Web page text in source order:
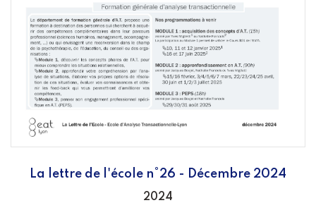
La lettre de l'école n°26 - Décembre 2024
2024